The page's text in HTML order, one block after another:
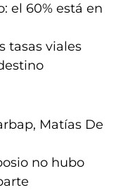
el 60% está en
tasas viales
Matías De
no hubo